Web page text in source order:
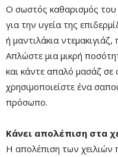
Ο σωστός καθαρισμός
για την υγεία της
ή μαντιλάκια
Απλώστε μια μικρή
και κάντε απαλό μασάζ
χρησιμοποιείστε ένα
πρόσωπο.
Κάνει απολέπιση στα
Η απολέπιση των χειλιών